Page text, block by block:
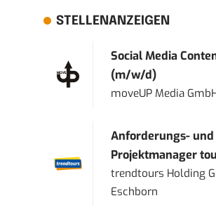
STELLENANZEIGEN
Social Media
(m/w/d)
moveUP Media
Anforderungs- und
Projektmanager
trendtours Holding
Eschborn